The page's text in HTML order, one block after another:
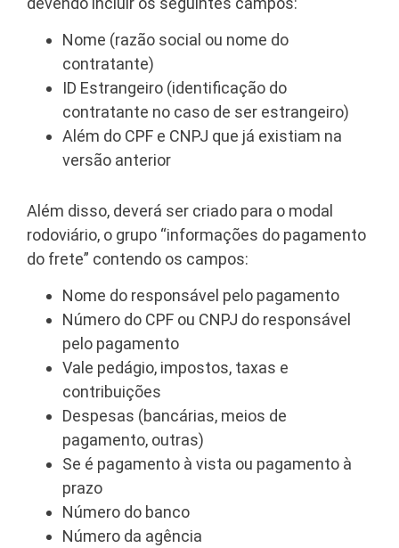
Nome (razão social ou nome do
contratante)
ID Estrangeiro (identificação do
contratante no caso de ser estrangeiro)
Além do CPF e CNPJ que já existiam na
versão anterior
Além disso, deverá ser criado para o modal
rodoviário, o grupo “informações do pagamento
do frete” contendo os campos:
Nome do responsável pelo pagamento
Número do CPF ou CNPJ do responsável
pelo pagamento
Vale pedágio, impostos, taxas e
contribuições
Despesas (bancárias, meios de
pagamento, outras)
Se é pagamento à vista ou pagamento à
prazo
Número do banco
Número da agência